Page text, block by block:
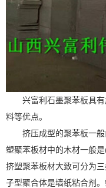
兴富利石墨聚苯板具
料等优点。
挤压成型的聚苯板一
塑聚苯板材中的木材一般是
挤塑聚苯板材大致可分为
子型聚合体是墙纸粘合剂